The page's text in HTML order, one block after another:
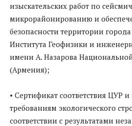
изыскательских работ по
микрорайонированию и
безопасности территории
Института Геофизики и
имени А. Назарова
(Армения);
• Сертификат соответствия ЦУР
требованиям экологического
соответствии с результатами